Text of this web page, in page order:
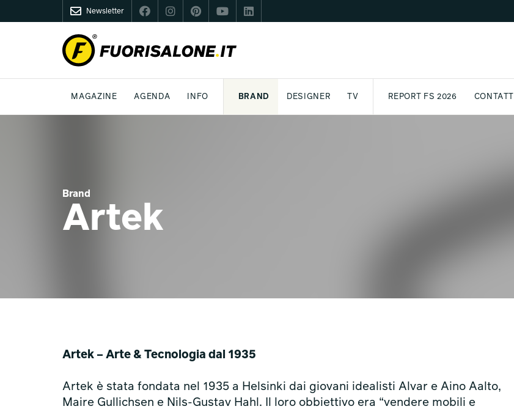
Newsletter
MAGAZINE
AGENDA INFO BRAND DESIGNER TV REPORT FS 2026 CONTATTI
Brand
Artek
Artek – Arte & Tecnologia dal 1935
Artek è stata fondata nel 1935 a Helsinki dai giovani idealisti Alvar e Aino Aalto,
Maire Gullichsen e Nils-Gustav Hahl. Il loro obbiettivo era “vendere mobili e